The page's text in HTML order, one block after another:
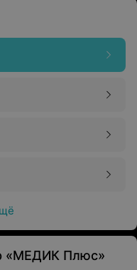
«МЕДИК Плюс»